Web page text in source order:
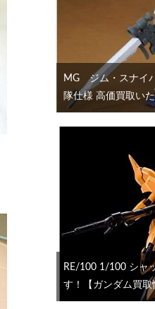
MG ジム・スナイ
隊仕様 高価買取いた
RE/100 1/100 シャ
す！【ガンダム買取